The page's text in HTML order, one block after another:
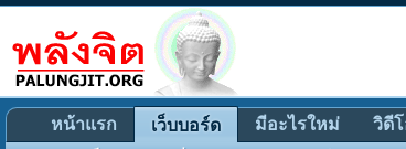
หน้าแรก เว็บบอร์ด มีอะไรใหม่ วิดี